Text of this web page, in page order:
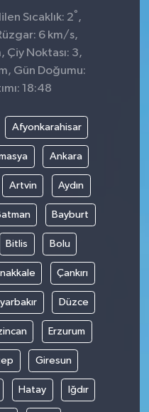
Sıcaklık: 2° ,
6 km/s,
Çiy Noktası: 3,
Gün Doğumu:
18:48
Afyonkarahisar
Ankara
Artvin Aydın
Bayburt
Bitlis Bolu
Çankırı
Düzce
Erzurum
Giresun
Hatay Iğdır